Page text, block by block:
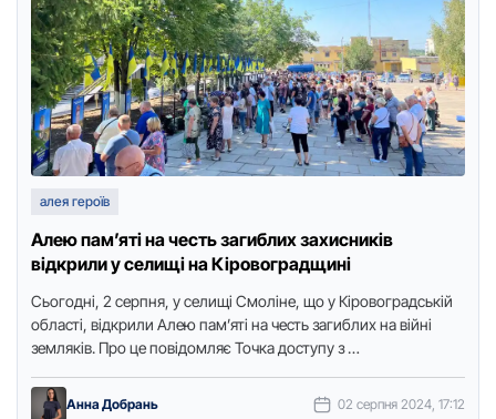
алея героїв
Алею пам’яті на честь загиблих захисників
відкрили у селищі на Кіровоградщині
Сьогодні, 2 серпня, у селищі Смоліне, що у Кіровоградській
області, відкрили Алею пам’яті на честь загиблих на війні
земляків. Про це повідомляє Точка доступу з …
Анна Добрань 02 серпня 2024, 17:12